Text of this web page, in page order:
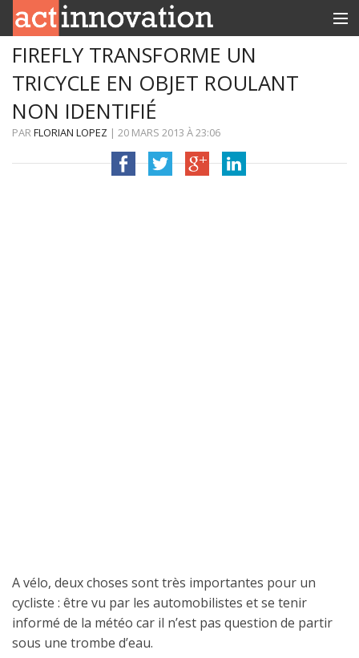
RUBRIQUES
INNOBOX
CONTACT
FIREFLY TRANSFORME UN
TRICYCLE EN OBJET ROULANT
NON IDENTIFIÉ
PARFLORIAN LOPEZ | 20 MARS 2013 À23:06
A vélo, deux choses sont très importantes pour un
cycliste : être vu par les automobilistes et se tenir
informé de la météo car il n’est pas question de partir
sous une trombe d’eau.